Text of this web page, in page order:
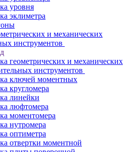
уровня
эклиметра
и механических
инструментов
геометрических и механических
инструментов
ключей моментных
кругломера
линейки
люфтомера
моментомера
нутромера
оптиметра
отвертки моментной